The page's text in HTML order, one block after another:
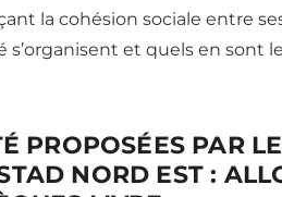
la cohésion sociale entre
s’organisent et quels en sont
PROPOSÉES PAR
NORD EST :